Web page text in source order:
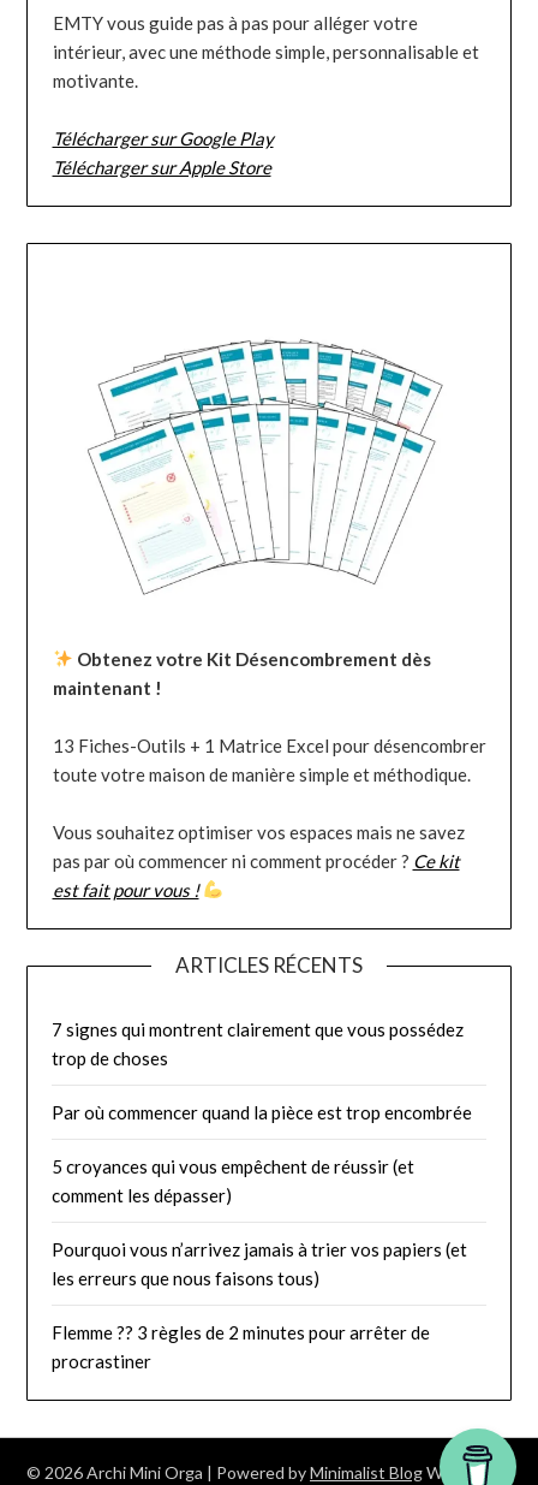
EMTY vous guide pas à pas pour alléger votre
intérieur, avec une méthode simple, personnalisable et
motivante.
Télécharger sur Google Play
Télécharger sur Apple Store
Obtenez votre Kit Désencombrement dès
maintenant !
13 Fiches-Outils + 1 Matrice Excel pour désencombrer
toute votre maison de manière simple et méthodique.
Vous souhaitez optimiser vos espaces mais ne savez
pas par où commencer ni comment procéder ? Ce kit
est fait pour vous !
ARTICLES RÉCENTS
7 signes qui montrent clairement que vous possédez
trop de choses
Par où commencer quand la pièce est trop encombrée
5 croyances qui vous empêchent de réussir (et
comment les dépasser)
Pourquoi vous n’arrivez jamais à trier vos papiers (et
les erreurs que nous faisons tous)
Flemme ?? 3 règles de 2 minutes pour arrêter de
procrastiner
© 2026 Archi Mini Orga | Powered byMinimalist BlogWordPress